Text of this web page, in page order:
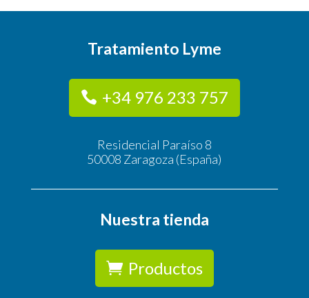
Tratamiento Lyme
+34 976 233 757
Residencial Paraíso 8
50008 Zaragoza (España)
Nuestra tienda
Productos